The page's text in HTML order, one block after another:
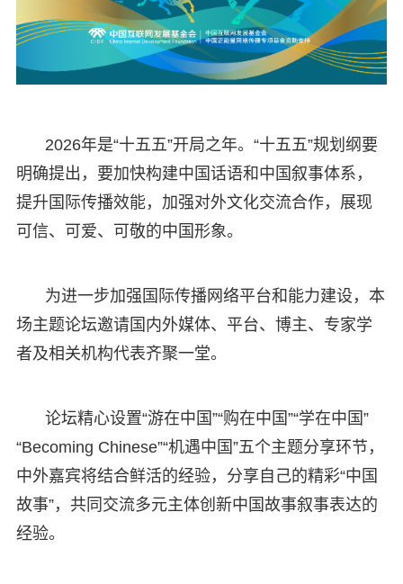
2026年是“十五五”开局之年。“十五五”规划纲要
明确提出，要加快构建中国话语和中国叙事体系，
提升国际传播效能，加强对外文化交流合作，展现
可信、可爱、可敬的中国形象。
为进一步加强国际传播网络平台和能力建设，本
场主题论坛邀请国内外媒体、平台、博主、专家学
者及相关机构代表齐聚一堂。
论坛精心设置“游在中国”“购在中国”“学在中国”
“Becoming Chinese”“机遇中国”五个主题分享环节，
中外嘉宾将结合鲜活的经验，分享自己的精彩“中国
故事”，共同交流多元主体创新中国故事叙事表达的
经验。